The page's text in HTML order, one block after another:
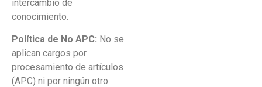
intercambio de
conocimiento.
Política de No APC: No se
aplican cargos por
procesamiento de artículos
(APC) ni por ningún otro